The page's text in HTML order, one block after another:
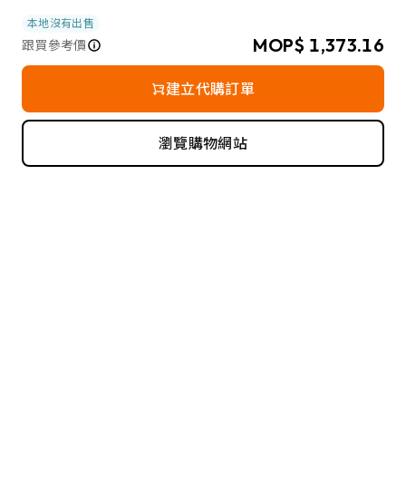
本地沒有出售
跟買參考價 MOP$ 1,373.16
建立代購訂單
瀏覽購物網站